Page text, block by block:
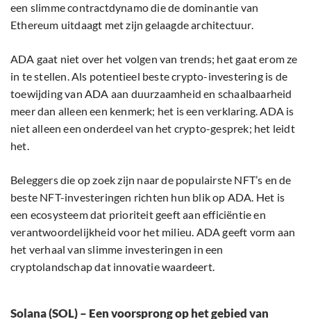
een slimme contractdynamo die de dominantie van
Ethereum uitdaagt met zijn gelaagde architectuur.
ADA gaat niet over het volgen van trends; het gaat erom ze
in te stellen. Als potentieel beste crypto-investering is de
toewijding van ADA aan duurzaamheid en schaalbaarheid
meer dan alleen een kenmerk; het is een verklaring. ADA is
niet alleen een onderdeel van het crypto-gesprek; het leidt
het.
Beleggers die op zoek zijn naar de populairste NFT’s en de
beste NFT-investeringen richten hun blik op ADA. Het is
een ecosysteem dat prioriteit geeft aan efficiëntie en
verantwoordelijkheid voor het milieu. ADA geeft vorm aan
het verhaal van slimme investeringen in een
cryptolandschap dat innovatie waardeert.
Solana (SOL) – Een voorsprong op het gebied van